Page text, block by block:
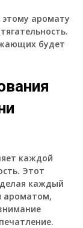
аромату
будет
каждой
Этот
каждый
ароматом,